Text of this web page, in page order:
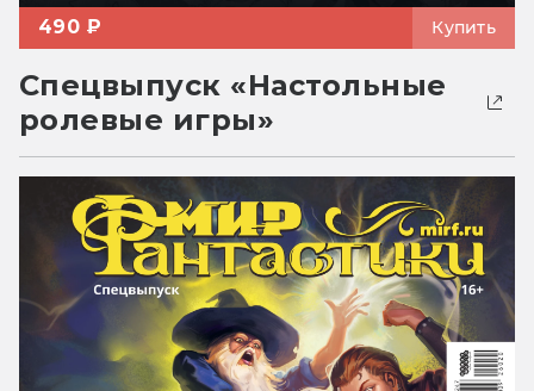
490 ₽ Купить
Спецвыпуск «Настольные
ролевые игры»